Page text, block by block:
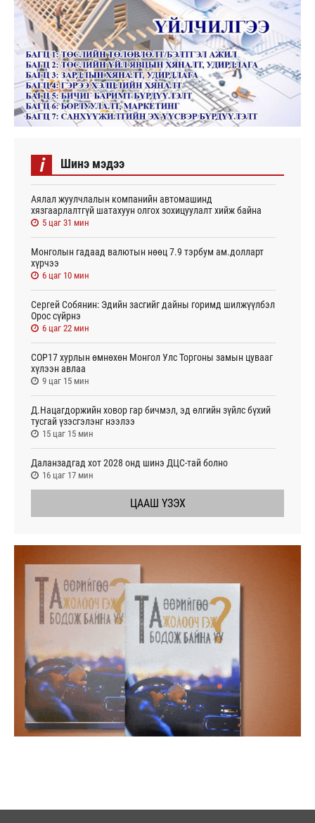
i Шинэ мэдээ
Аялал жуулчлалын компанийн автомашинд
хязгаарлалтгүй шатахуун олгох зохицуулалт хийж байна
5 цаг 31 мин
Монголын гадаад валютын нөөц 7.9 тэрбум ам.долларт
хүрчээ
6 цаг 10 мин
Сергей Собянин: Эдийн засгийг дайны горимд шилжүүлбэл
Орос сүйрнэ
6 цаг 22 мин
COP17 хурлын өмнөхөн Монгол Улс Торгоны замын цувааг
хүлээн авлаа
9 цаг 15 мин
Д.Нацагдоржийн ховор гар бичмэл, эд өлгийн зүйлс бүхий
тусгай үзэсгэлэнг нээлээ
15 цаг 15 мин
Даланзадгад хот 2028 онд шинэ ДЦС-тай болно
16 цаг 17 мин
ЦААШ ҮЗЭХ